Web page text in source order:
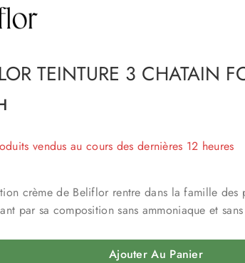
TEINTURE 3 CHATAIN
vendus au cours des dernières 12 heures
crème de Beliflor rentre dans la famille des
par sa composition sans ammoniaque et
Ajouter Au Panier